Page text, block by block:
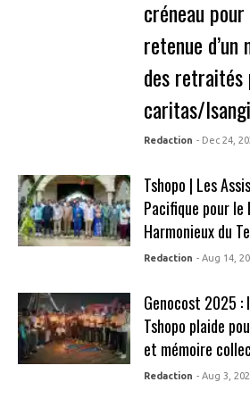
créneau
retenue
des retraités
caritas/Isangi
Redaction - Dec 24,
Tshopo | Les
Pacifique pour le
Harmonieux du
Redaction - Aug 14,
Genocost 2025
Tshopo plaide
et mémoire
Redaction - Aug 3,